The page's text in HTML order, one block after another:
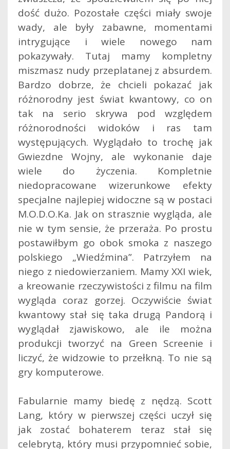
dość dużo. Pozostałe części miały swoje
wady, ale były zabawne, momentami
intrygujące i wiele nowego nam
pokazywały. Tutaj mamy kompletny
miszmasz nudy przeplatanej z absurdem.
Bardzo dobrze, że chcieli pokazać jak
różnorodny jest świat kwantowy, co on
tak na serio skrywa pod względem
różnorodności widoków i ras tam
występujących. Wyglądało to trochę jak
Gwiezdne Wojny, ale wykonanie daje
wiele do życzenia. Kompletnie
niedopracowane wizerunkowe efekty
specjalne najlepiej widoczne są w postaci
M.O.D.O.Ka. Jak on strasznie wygląda, ale
nie w tym sensie, że przeraża. Po prostu
postawiłbym go obok smoka z naszego
polskiego „Wiedźmina”. Patrzyłem na
niego z niedowierzaniem. Mamy XXI wiek,
a kreowanie rzeczywistości z filmu na film
wygląda coraz gorzej. Oczywiście świat
kwantowy stał się taka drugą Pandorą i
wyglądał zjawiskowo, ale ile można
produkcji tworzyć na Green Screenie i
liczyć, że widzowie to przełkną. To nie są
gry komputerowe.
Fabularnie mamy biedę z nędzą. Scott
Lang, który w pierwszej części uczył się
jak zostać bohaterem teraz stał się
celebrytą, który musi przypomnieć sobie,